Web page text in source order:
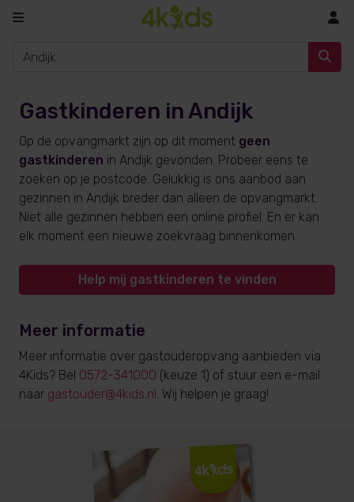
Gastkinderen in Andijk
Op de opvangmarkt zijn op dit moment geen
gastkinderen in Andijk gevonden. Probeer eens te
zoeken op je postcode. Gelukkig is ons aanbod aan
gezinnen in Andijk breder dan alleen de opvangmarkt.
Niet alle gezinnen hebben een online profiel. En er kan
elk moment een nieuwe zoekvraag binnenkomen.
Help mij gastkinderen te vinden
Meer informatie
Meer informatie over gastouderopvang aanbieden via
4Kids? Bel 0572-341000 (keuze 1) of stuur een e-mail
naar gastouder@4kids.nl. Wij helpen je graag!